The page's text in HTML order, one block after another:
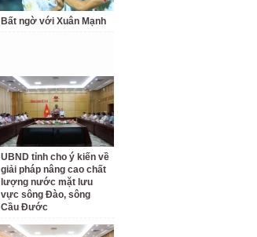
Bất ngờ với Xuân Mạnh
UBND tỉnh cho ý kiến về
giải pháp nâng cao chất
lượng nước mặt lưu
vực sông Đào, sông
Cầu Đước